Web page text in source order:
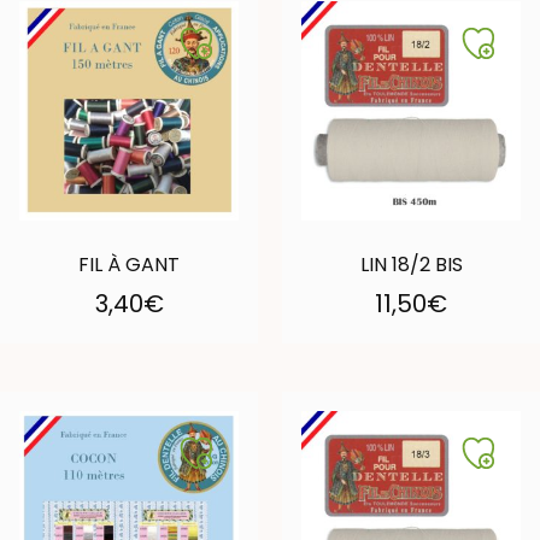
FIL À GANT
3,40€
LIN 18/2 BIS
11,50€